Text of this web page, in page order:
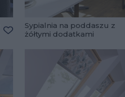
Dodaj do ulubionych
Sypialnia na poddaszu z
żółtymi dodatkami